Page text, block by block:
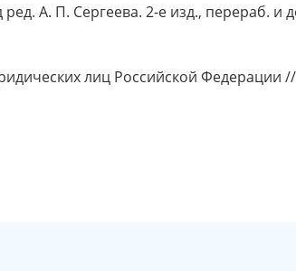
А. П. Сергеева. 2-е изд., перераб. и
лиц Российской Федерации